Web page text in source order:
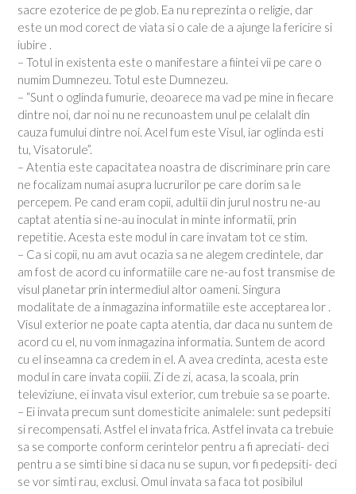
sacre ezoterice de pe glob. Ea nu reprezinta o religie, dar
este un mod corect de viata si o cale de a ajunge la fericire si
iubire .
– Totul in existenta este o manifestare a fiintei vii pe care o
numim Dumnezeu. Totul este Dumnezeu.
– “Sunt o oglinda fumurie, deoarece ma vad pe mine in fiecare
dintre noi, dar noi nu ne recunoastem unul pe celalalt din
cauza fumului dintre noi. Acel fum este Visul, iar oglinda esti
tu, Visatorule”.
– Atentia este capacitatea noastra de discriminare prin care
ne focalizam numai asupra lucrurilor pe care dorim sa le
percepem. Pe cand eram copii, adultii din jurul nostru ne-au
captat atentia si ne-au inoculat in minte informatii, prin
repetitie. Acesta este modul in care invatam tot ce stim.
– Ca si copii, nu am avut ocazia sa ne alegem credintele, dar
am fost de acord cu informatiile care ne-au fost transmise de
visul planetar prin intermediul altor oameni. Singura
modalitate de a inmagazina informatiile este acceptarea lor .
Visul exterior ne poate capta atentia, dar daca nu suntem de
acord cu el, nu vom inmagazina informatia. Suntem de acord
cu el inseamna ca credem in el. A avea credinta, acesta este
modul in care invata copiii. Zi de zi, acasa, la scoala, prin
televiziune, ei invata visul exterior, cum trebuie sa se poarte.
– Ei invata precum sunt domesticite animalele: sunt pedepsiti
si recompensati. Astfel el invata frica. Astfel invata ca trebuie
sa se comporte conform cerintelor pentru a fi apreciati- deci
pentru a se simti bine si daca nu se supun, vor fi pedepsiti- deci
se vor simti rau, exclusi. Omul invata sa faca tot posibilul